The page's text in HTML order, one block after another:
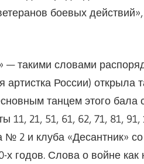
боевых
— такими словами
России) открыла
танцем этого
11, 21, 51, 61, 62, 71, 81,
№ 2 и клуба «Десантник»
годов. Слова о войне как